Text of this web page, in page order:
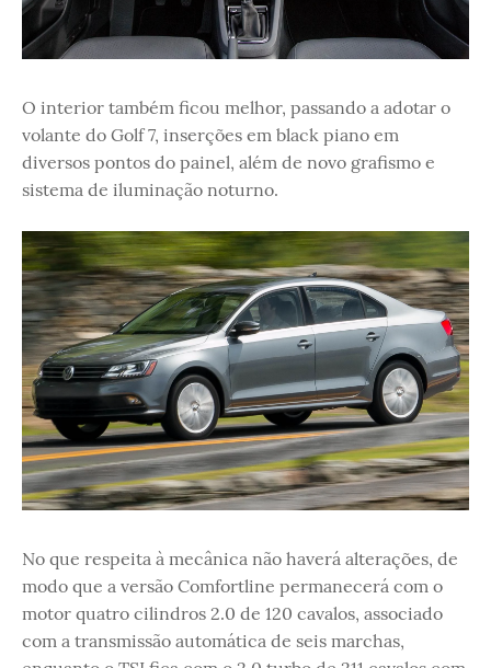
O interior também ficou melhor, passando a adotar o
volante do Golf 7, inserções em black piano em
diversos pontos do painel, além de novo grafismo e
sistema de iluminação noturno.
No que respeita à mecânica não haverá alterações, de
modo que a versão Comfortline permanecerá com o
motor quatro cilindros 2.0 de 120 cavalos, associado
com a transmissão automática de seis marchas,